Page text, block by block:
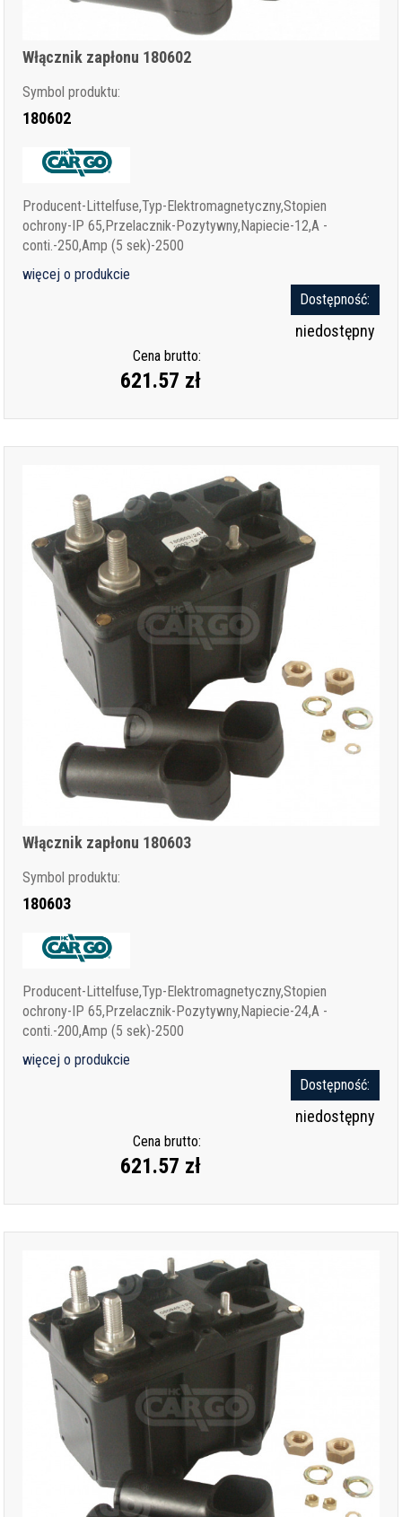
Włącznik zapłonu 180602
Symbol produktu:
180602
Producent-Littelfuse,Typ-Elektromagnetyczny,Stopien
ochrony-IP 65,Przelacznik-Pozytywny,Napiecie-12,A -
conti.-250,Amp (5 sek)-2500
więcej o produkcie
Dostępność:
niedostępny
Cena brutto:
621.57 zł
Włącznik zapłonu 180603
Symbol produktu:
180603
Producent-Littelfuse,Typ-Elektromagnetyczny,Stopien
ochrony-IP 65,Przelacznik-Pozytywny,Napiecie-24,A -
conti.-200,Amp (5 sek)-2500
więcej o produkcie
Dostępność:
niedostępny
Cena brutto:
621.57 zł